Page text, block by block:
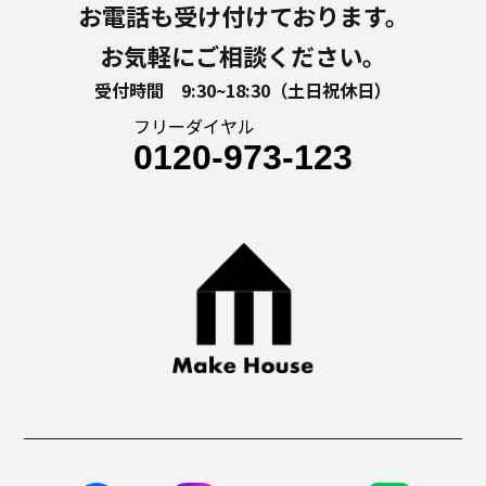
お電話も受け付けております。
お気軽にご相談ください。
受付時間 9:30~18:30（土日祝休日）
フリーダイヤル
0120-973-123